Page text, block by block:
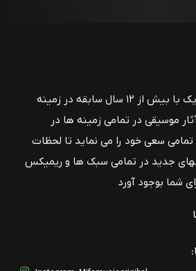
سایت و گروه میفا موزیک با بیش از ۱۲ سال سابقه در زمینه
موسیقی در تمامی زمینه ها در
سعی خود را می نماید تا لحظات
جدید در تمامی سبک ها و ریمیکس
شما بوجود آورد